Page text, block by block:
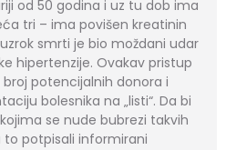
od 50 godina i uz tu dob ima
tri – ima povišen kreatinin
smrti je bio moždani udar
hipertenzije. Ovakav pristup
potencijalnih donora i
bolesnika na „listi“. Da bi
se nude bubrezi takvih
to potpisali informirani